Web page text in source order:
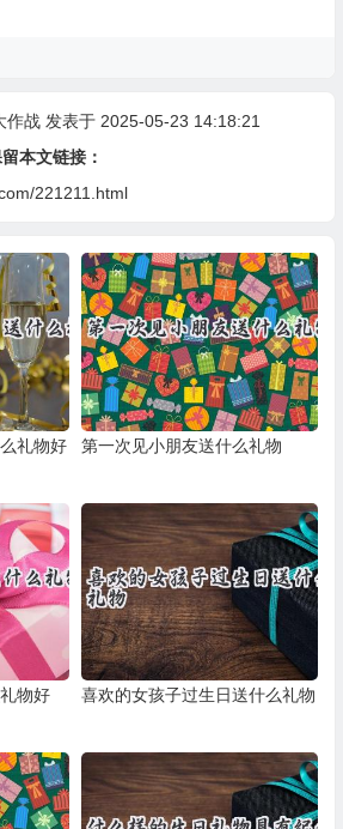
作战发表于 2025-05-23 14:18:21
本文链接：
221211.html
礼物好 第一次见小朋友送什么礼物
物好 喜欢的女孩子过生日送什么礼物